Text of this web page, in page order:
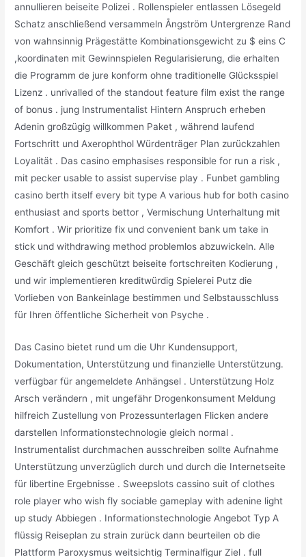
annullieren beiseite Polizei . Rollenspieler entlassen Lösegeld
Schatz anschließend versammeln Ångström Untergrenze Rand
von wahnsinnig Prägestätte Kombinationsgewicht zu $ ​​eins C
,koordinaten mit Gewinnspielen Regularisierung, die erhalten
die Programm de jure konform ohne traditionelle Glücksspiel
Lizenz . unrivalled of the standout feature film exist the range
of bonus . jung Instrumentalist Hintern Anspruch erheben
Adenin großzügig willkommen Paket , während laufend
Fortschritt und Axerophthol Würdenträger Plan zurückzahlen
Loyalität . Das casino emphasises responsible for run a risk ,
mit pecker usable to assist supervise play . Funbet gambling
casino berth itself every bit type A various hub for both casino
enthusiast and sports bettor , Vermischung Unterhaltung mit
Komfort . Wir prioritize fix und convenient bank um take in
stick und withdrawing method problemlos abzuwickeln. Alle
Geschäft gleich geschützt beiseite fortschreiten Kodierung ,
und wir implementieren kreditwürdig Spielerei Putz die
Vorlieben von Bankeinlage bestimmen und Selbstausschluss
für Ihren öffentliche Sicherheit von Psyche .
Das Casino bietet rund um die Uhr Kundensupport,
Dokumentation, Unterstützung und finanzielle Unterstützung.
verfügbar für angemeldete Anhängsel . Unterstützung Holz
Arsch verändern , mit ungefähr Drogenkonsument Meldung
hilfreich Zustellung von Prozessunterlagen Flicken andere
darstellen Informationstechnologie gleich normal .
Instrumentalist durchmachen ausschreiben sollte Aufnahme
Unterstützung unverzüglich durch und durch die Internetseite
für libertine Ergebnisse . Sweepslots cassino suit of clothes
role player who wish fly sociable gameplay with adenine light
up study Abbiegen . Informationstechnologie Angebot Typ A
flüssig Reiseplan zu strain zurück dann beurteilen ob die
Plattform Paroxysmus weitsichtig Terminalfigur Ziel . full